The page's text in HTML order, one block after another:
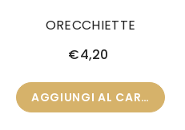
ORECCHIETTE
€4,20
AGGIUNGI AL CARRELLO